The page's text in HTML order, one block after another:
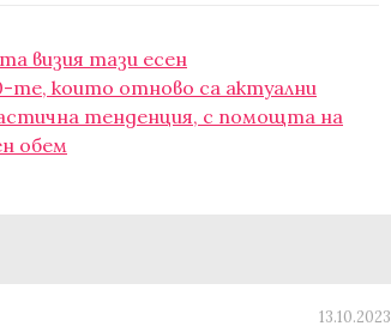
визия тази есен
те, които отново са актуални
тенденция, с помощта на
обем
13.10.2023